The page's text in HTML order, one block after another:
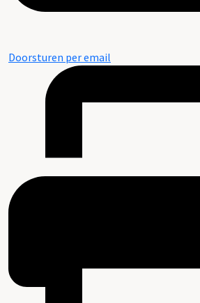
Doorsturen per email